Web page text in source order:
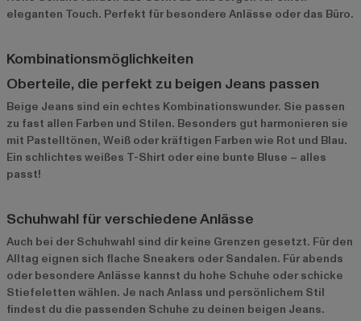
eleganten Touch. Perfekt für besondere Anlässe oder das Büro.
Kombinationsmöglichkeiten
Oberteile, die perfekt zu beigen Jeans passen
Beige Jeans sind ein echtes Kombinationswunder. Sie passen
zu fast allen Farben und Stilen. Besonders gut harmonieren sie
mit Pastelltönen, Weiß oder kräftigen Farben wie Rot und Blau.
Ein schlichtes weißes T-Shirt oder eine bunte Bluse – alles
passt!
Schuhwahl für verschiedene Anlässe
Auch bei der Schuhwahl sind dir keine Grenzen gesetzt. Für den
Alltag eignen sich flache Sneakers oder Sandalen. Für abends
oder besondere Anlässe kannst du hohe Schuhe oder schicke
Stiefeletten wählen. Je nach Anlass und persönlichem Stil
findest du die passenden Schuhe zu deinen beigen Jeans.